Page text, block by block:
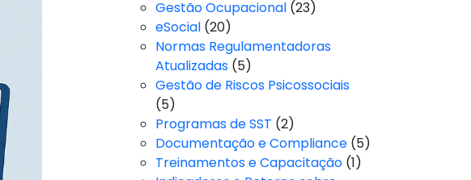
Gestão Ocupacional (23)
eSocial (20)
Normas Regulamentadoras
Atualizadas (5)
Gestão de Riscos Psicossociais
(5)
Programas de SST (2)
Documentação e Compliance (5)
Treinamentos e Capacitação (1)